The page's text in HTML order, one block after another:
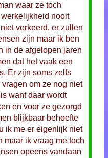
waar ze toch
nooit
verkeerd, er zullen
zijn maar ik ben
in de afgelopen jaren
dat het vaak een
Er zijn soms zelfs
om ze nog niet
want daar wordt
en voor ze gezorgd
blijkbaar behoefte
ik me er eigenlijk niet
maar ik vraag me toch
opeens vandaan